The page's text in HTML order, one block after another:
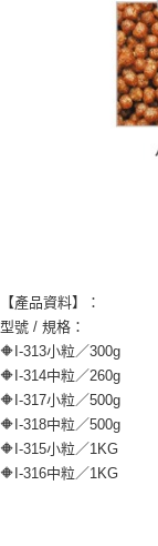
【產品資料】：
型號 / 規格：
🔶I-313小粒／300g
🔶I-314中粒／260g
🔶I-317小粒／500g
🔶I-318中粒／500g
🔶I-315小粒／1KG
🔶I-316中粒／1KG